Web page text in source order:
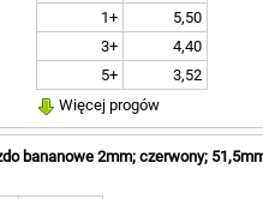
1+
5,50
3+
4,40
5+
3,52
Więcej progów
bananowe 2mm; czerwony;